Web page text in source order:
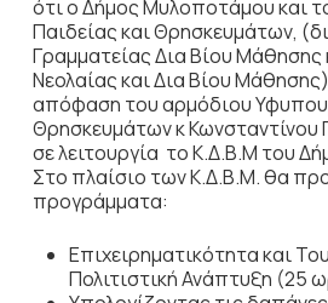
ότι ο Δήμος Μυλοποτάμου και
Παιδείας και Θρησκευμάτων,
Γραμματείας Δια Βίου Μάθησης
Νεολαίας και Δια Βίου
απόφαση του αρμόδιου
Θρησκευμάτων κ Κωνσταντίνου
σε λειτουργία το Κ.Δ.Β.Μ του
Στο πλαίσιο των Κ.Δ.Β.Μ. θα
προγράμματα:
Επιχειρηματικότητα και
Πολιτιστική Ανάπτυξη (25